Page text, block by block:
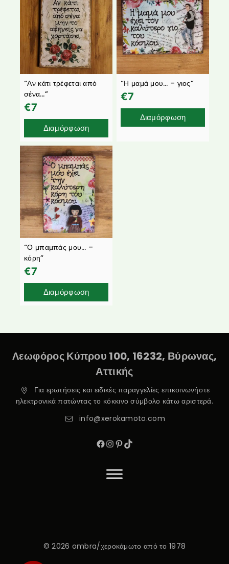
“Αν κάτι τρέφεται από
σένα…”
€7
Διαμόρφωση
“Η μαμά μου… – γιος”
€7
Διαμόρφωση
“Ο μπαμπάς μου… –
κόρη”
€7
Διαμόρφωση
Λεωφόρος Κύπρου 100, 16232, Βύρωνας,
Αττικής
Για ερωτήσεις και ειδικές παραγγελίες επικοινωνήστε
ηλεκτρονικά πατώντας το κόκκινο σύμβολο κάτω αριστερά.
info@xerokamoto.com
© 2026 ombra/χεροκάμωτο από το 1978